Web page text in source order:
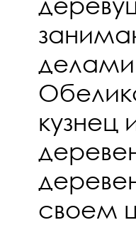
кузнец
своем